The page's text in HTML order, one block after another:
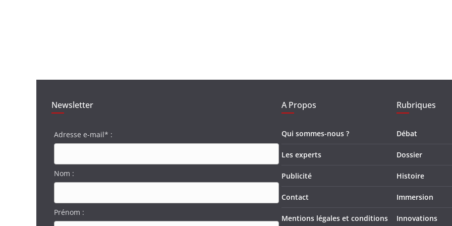
Newsletter
Adresse e-mail* :
Nom :
Prénom :
A Propos
Qui sommes-nous ?
Les experts
Publicité
Contact
Mentions légales et conditions
Rubriques
Débat
Dossier
Histoire
Immersion
Innovations